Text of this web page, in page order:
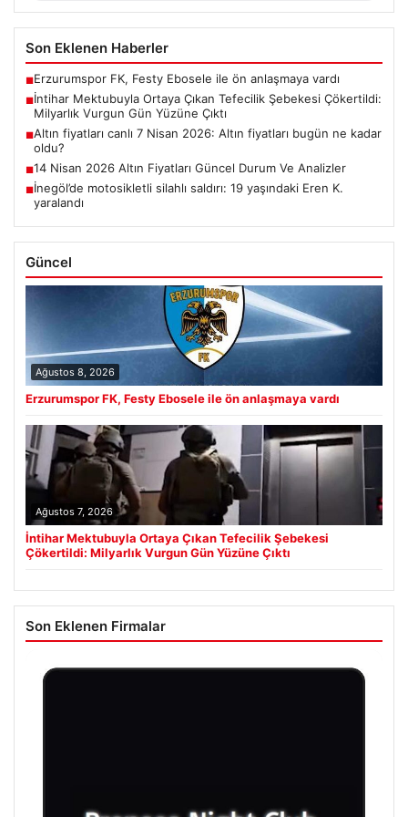
Son Eklenen Haberler
■Erzurumspor FK, Festy Ebosele ile ön anlaşmaya vardı
■İntihar Mektubuyla Ortaya Çıkan Tefecilik Şebekesi Çökertildi:
Milyarlık Vurgun Gün Yüzüne Çıktı
■Altın fiyatları canlı 7 Nisan 2026: Altın fiyatları bugün ne kadar
oldu?
■14 Nisan 2026 Altın Fiyatları Güncel Durum Ve Analizler
■İnegöl’de motosikletli silahlı saldırı: 19 yaşındaki Eren K.
yaralandı
Güncel
Ağustos 8, 2026
Erzurumspor FK, Festy Ebosele ile ön anlaşmaya vardı
Ağustos 7, 2026
İntihar Mektubuyla Ortaya Çıkan Tefecilik Şebekesi
Çökertildi: Milyarlık Vurgun Gün Yüzüne Çıktı
Son Eklenen Firmalar